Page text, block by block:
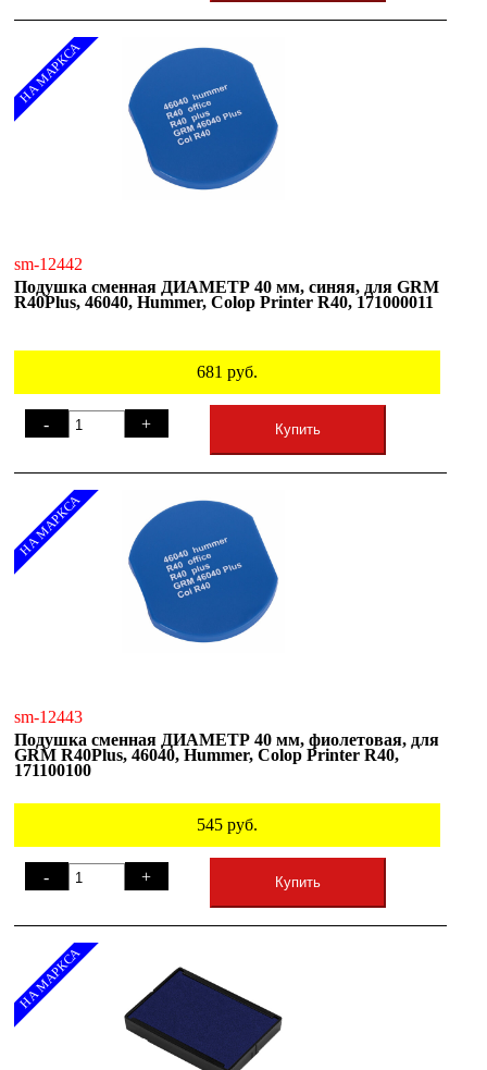
НА МАРКСА
sm-12442
Подушка сменная ДИАМЕТР 40 мм, синяя, для GRM
R40Plus, 46040, Hummer, Colop Printer R40, 171000011
681 руб.
- + Купить
НА МАРКСА
sm-12443
Подушка сменная ДИАМЕТР 40 мм, фиолетовая, для
GRM R40Plus, 46040, Hummer, Colop Printer R40,
171100100
545 руб.
- + Купить
НА МАРКСА